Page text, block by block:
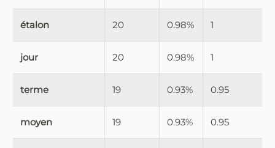
étalon 20 0.98% 1
jour 20 0.98% 1
terme 19 0.93% 0.95
moyen 19 0.93% 0.95